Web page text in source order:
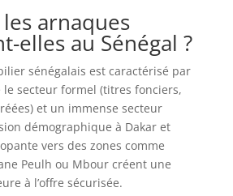
arnaques
elles au Sénégal ?
sénégalais est caractérisé par
secteur formel (titres fonciers,
et un immense secteur
démographique à Dakar et
vers des zones comme
Peulh ou Mbour créent une
à l’offre sécurisée.